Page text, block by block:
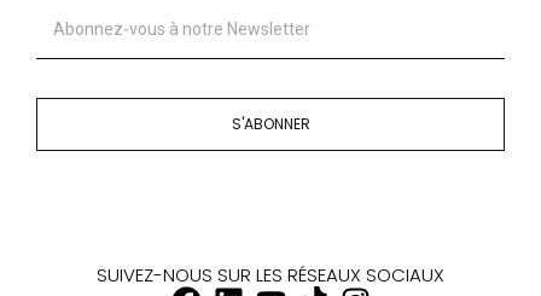
S'ABONNER
SUIVEZ-NOUS SUR LES RÉSEAUX SOCIAUX